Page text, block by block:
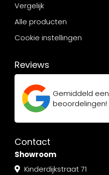
Vergelijk
Alle producten
Cookie instellingen
Reviews
Gemiddeld een
beoordelingen!
Contact
Showroom
Kinderdijkstraat 71